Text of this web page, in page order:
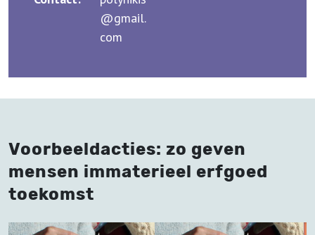
@gmail.
com
Voorbeeldacties: zo geven
mensen immaterieel erfgoed
toekomst